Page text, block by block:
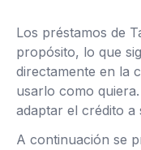
Los préstamos de
propósito, lo que
directamente en la
usarlo como
adaptar el crédito a
A continuación se